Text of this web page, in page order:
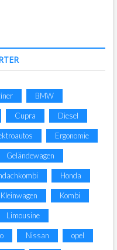
BMW
Cupra Diesel
Ergonomie
Geländewagen
Honda
Kleinwagen Kombi
Limousine
Nissan opel